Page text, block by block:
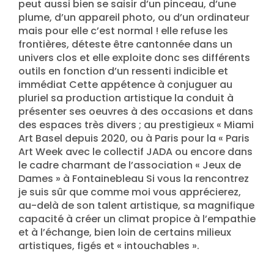
peut aussi bien se saisir d’un pinceau, d’une
plume, d’un appareil photo, ou d’un ordinateur
mais pour elle c’est normal ! elle refuse les
frontières, déteste être cantonnée dans un
univers clos et elle exploite donc ses différents
outils en fonction d’un ressenti indicible et
immédiat Cette appétence à conjuguer au
pluriel sa production artistique la conduit à
présenter ses oeuvres à des occasions et dans
des espaces très divers ; au prestigieux « Miami
Art Basel depuis 2020, ou à Paris pour la « Paris
Art Week avec le collectif JADA ou encore dans
le cadre charmant de l’association « Jeux de
Dames » à Fontainebleau Si vous la rencontrez
je suis sûr que comme moi vous apprécierez,
au-delà de son talent artistique, sa magnifique
capacité à créer un climat propice à l’empathie
et à l’échange, bien loin de certains milieux
artistiques, figés et « intouchables ».